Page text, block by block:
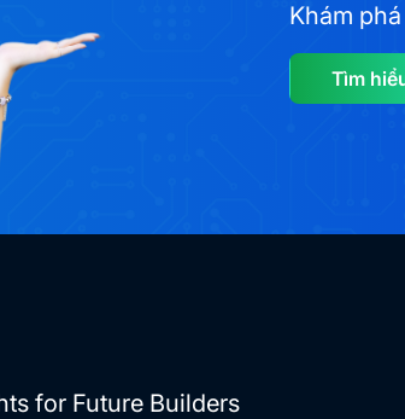
Khám
Tìm
for Future Builders